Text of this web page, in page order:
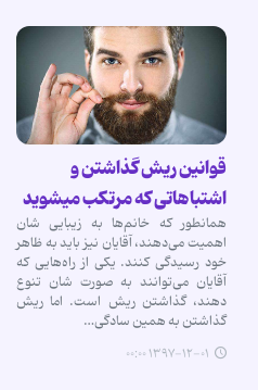
قوانین ریش گذاشتن و
اشتباهاتی که مرتکب می‎شوید
همانطور که خانم‌ها به زیبایی شان
اهمیت می‌دهند، آقایان نیز باید به ظاهر
خود رسیدگی کنند. یکی از راه‌هایی که
آقایان می‌توانند به صورت شان تنوع
دهند، گذاشتن ریش است. اما ریش
گذاشتن به همین سادگی…
۱۳۹۷-۱۲-۰۱ ۰۰:۰۰